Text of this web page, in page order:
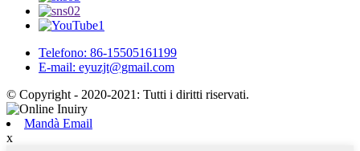
Telefono: 86-15505161199
E-mail: eyuzjt@gmail.com
© Copyright - 2020-2021: Tutti i diritti riservati.
Mandà Email
x